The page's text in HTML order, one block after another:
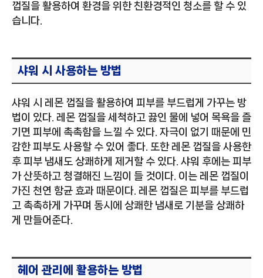
껍질을 활용하여 환경을 위한 친환경적인 청소를 할 수 있
습니다.
샤워 시 사용하는 방법
샤워 시 레몬 껍질을 활용하여 피부를 부드럽게 가꾸는 방
법이 있다. 레몬 껍질을 세척하고 끓인 물에 넣어 목욕을 즐
기면 피부에 촉촉함을 느낄 수 있다. 자극이 없기 때문에 민
감한 피부도 사용할 수 있어 좋다. 또한 레몬 껍질을 사용한
후 피부 냄새도 상쾌하게 제거할 수 있다. 샤워 후에는 피부
가 산뜻하고 청결해진 느낌이 들 것이다. 이는 레몬 껍질이
가진 천연 항균 효과 때문이다. 레몬 껍질은 피부를 부드럽
고 촉촉하게 가꾸며 동시에 상쾌한 냄새로 기분을 상쾌하
게 만들어준다.
헤어 관리에 활용하는 방법